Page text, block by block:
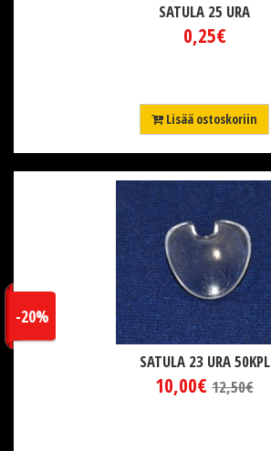
SATULA 25 URA
0,25€
Lisää ostoskoriin
SATULA 23 URA 50KPL
10,00€
-20%
12,50€